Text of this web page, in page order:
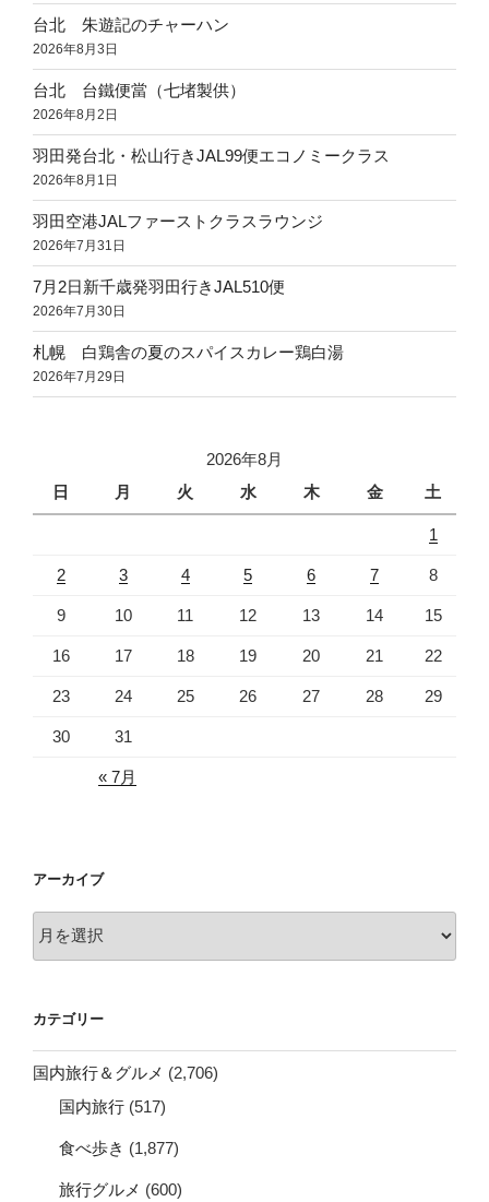
台北 朱遊記のチャーハン
2026年8月3日
台北 台鐵便當（七堵製供）
2026年8月2日
羽田発台北・松山行きJAL99便エコノミークラス
2026年8月1日
羽田空港JALファーストクラスラウンジ
2026年7月31日
7月2日新千歳発羽田行きJAL510便
2026年7月30日
札幌 白鶏舎の夏のスパイスカレー鶏白湯
2026年7月29日
2026年8月
日
月 火 水 木 金 土
1
2 3 4 5 6 7 8
9 10 11 12 13 14 15
16 17 18 19 20 21 22
23 24 25 26 27 28 29
30 31
« 7月
アーカイブ
ー
ブ
カテゴリー
国内旅行＆グルメ (2,706)
国内旅行 (517)
食べ歩き (1,877)
旅行グルメ (600)